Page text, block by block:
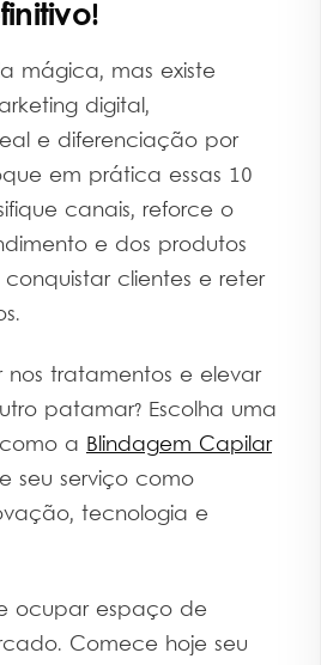
mágica, mas existe
digital,
e diferenciação por
em prática essas 10
canais, reforce o
e dos produtos
conquistar clientes e reter
nos tratamentos e elevar
patamar? Escolha uma
a Blindagem Capilar
seu serviço como
tecnologia e
ocupar espaço de
Comece hoje seu